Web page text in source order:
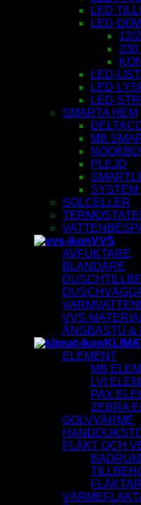
LED
LED-
12/
230
LED-
LED-
LED-
SMARTA HEM
MB
PLEJD
SOLCELLER
VVS
AVFUKTARE
BLANDARE
VVS-
ÅNGBASTU &
ELEMENT
MB
LVI
PAX
ZEBRA
GOLVVÄRME
FLÄKT OCH
FLÄKTAR